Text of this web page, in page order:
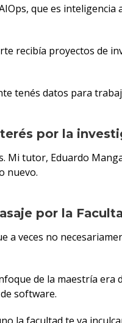
que es
recibía proyectos de
tenés datos para
por la
Mi tutor, Eduardo
nuevo.
por la
a veces no
de la maestría
software.